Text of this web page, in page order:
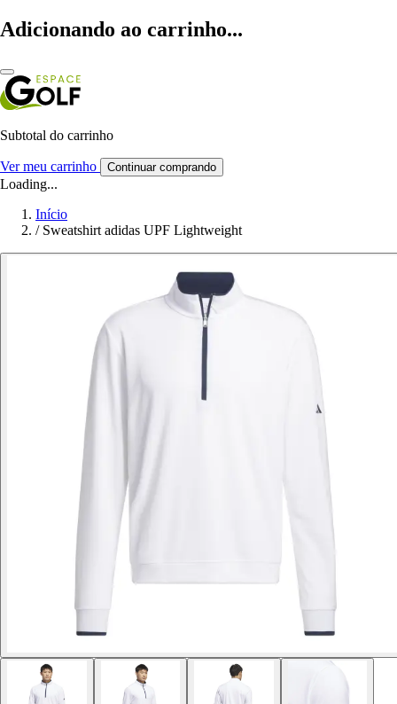
Adicionando ao carrinho...
Subtotal do carrinho
Ver meu carrinho Continuar comprando
Loading...
Início
/ Sweatshirt adidas UPF Lightweight